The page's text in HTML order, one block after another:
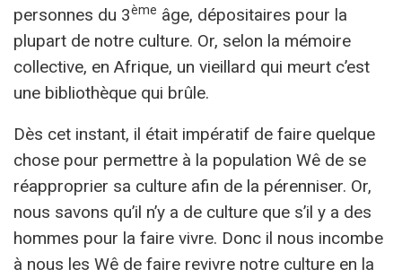
personnes du 3ème âge, dépositaires pour la
plupart de notre culture. Or, selon la mémoire
collective, en Afrique, un vieillard qui meurt c’est
une bibliothèque qui brûle.
Dès cet instant, il était impératif de faire quelque
chose pour permettre à la population Wê de se
réapproprier sa culture afin de la pérenniser. Or,
nous savons qu’il n’y a de culture que s’il y a des
hommes pour la faire vivre. Donc il nous incombe
à nous les Wê de faire revivre notre culture en la